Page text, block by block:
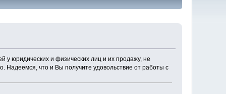
у юридических и физических лиц и их продажу, не
Надеемся, что и Вы получите удовольствие от работы с